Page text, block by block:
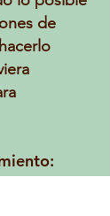
de
sangha.